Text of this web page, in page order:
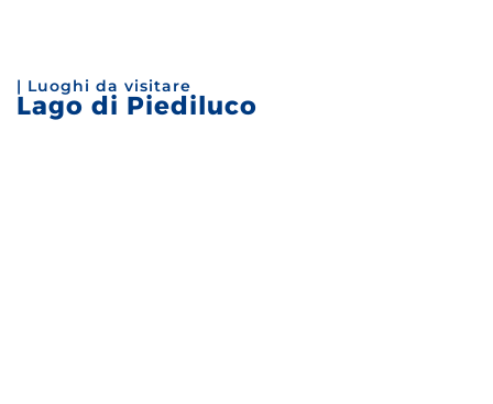
| Luoghi da visitare
Lago di Piediluco